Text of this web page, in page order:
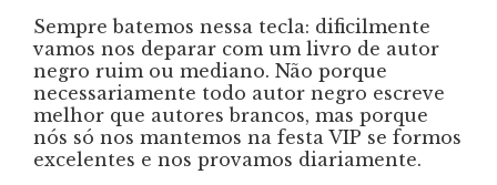
Sempre batemos nessa tecla: dificilmente
vamos nos deparar com um livro de autor
negro ruim ou mediano. Não porque
necessariamente todo autor negro escreve
melhor que autores brancos, mas porque
nós só nos mantemos na festa VIP se formos
excelentes e nos provamos diariamente.